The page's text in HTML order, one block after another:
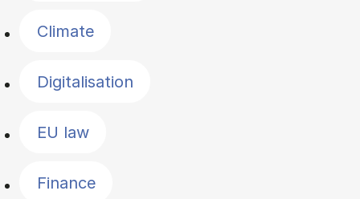
Climate
Digitalisation
EU law
Finance